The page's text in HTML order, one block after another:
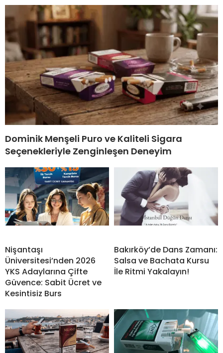
Dominik Menşeli Puro ve Kaliteli Sigara
Seçenekleriyle Zenginleşen Deneyim
Nişantaşı
Üniversitesi’nden 2026
YKS Adaylarına Çifte
Güvence: Sabit Ücret ve
Kesintisiz Burs
Bakırköy’de Dans Zamanı:
Salsa ve Bachata Kursu
İle Ritmi Yakalayın!